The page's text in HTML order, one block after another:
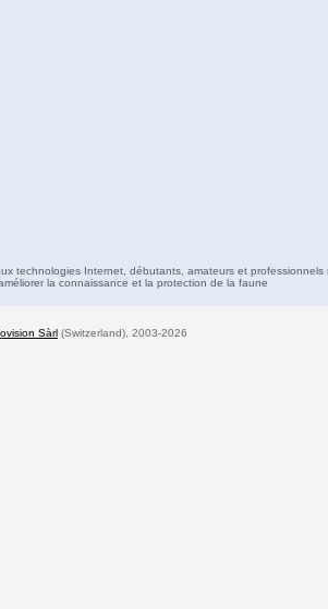
technologies Internet, débutants, amateurs et professionnels
la connaissance et la protection de la faune
Sàrl (Switzerland), 2003-2026